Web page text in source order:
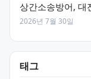
상간소송방어, 대
2026년 7월 30일
태그